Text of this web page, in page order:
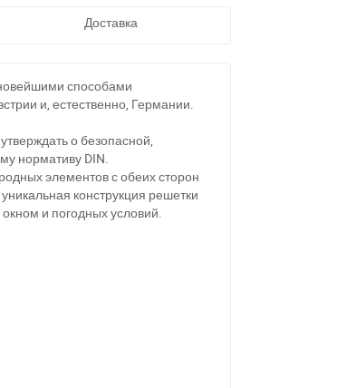
Доставка
способами
и, естественно, Германии.
о безопасной,
нормативу DIN.
элементов с обеих сторон
конструкция решетки
и погодных условий.